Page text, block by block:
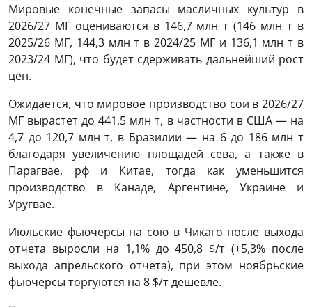
Мировые конечные запасы масличных культур в
2026/27 МГ оцениваются в 146,7 млн т (146 млн т в
2025/26 МГ, 144,3 млн т в 2024/25 МГ и 136,1 млн т в
2023/24 МГ), что будет сдерживать дальнейший рост
цен.
Ожидается, что мировое производство сои в 2026/27
МГ вырастет до 441,5 млн т, в частности в США — на
4,7 до 120,7 млн т, в Бразилии — на 6 до 186 млн т
благодаря увеличению площадей сева, а также в
Парагвае, рф и Китае, тогда как уменьшится
производство в Канаде, Аргентине, Украине и
Уругвае.
Июльские фьючерсы на сою в Чикаго после выхода
отчета выросли на 1,1% до 450,8 $/т (+5,3% после
выхода апрельского отчета), при этом ноябрьские
фьючерсы торгуются на 8 $/т дешевле.